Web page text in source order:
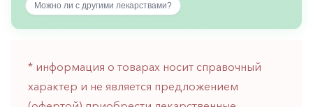
Хирургия
Можно ли с другими лекарствами?
* информация о товарах носит справочный
характер и не является предложением